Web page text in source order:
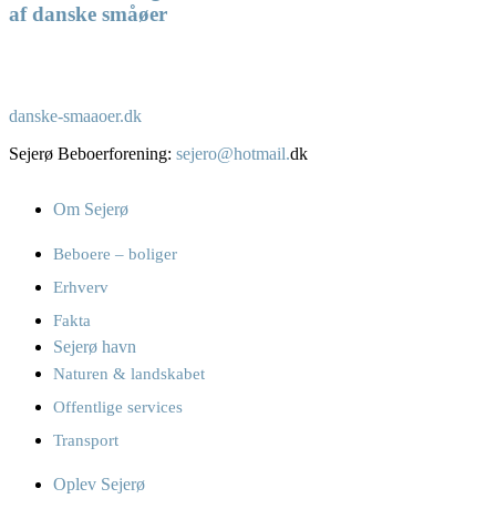
af danske småøer
danske-smaaoer.dk
Sejerø Beboerforening: sejero@hotmail.dk
Om Sejerø
Beboere – boliger
Erhverv
Fakta
Sejerø havn
Naturen & landskabet
Offentlige services
Transport
Oplev Sejerø